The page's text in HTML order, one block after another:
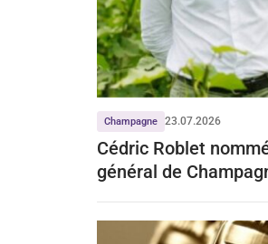
Champagne 23.07.2026
Cédric Roblet
général de